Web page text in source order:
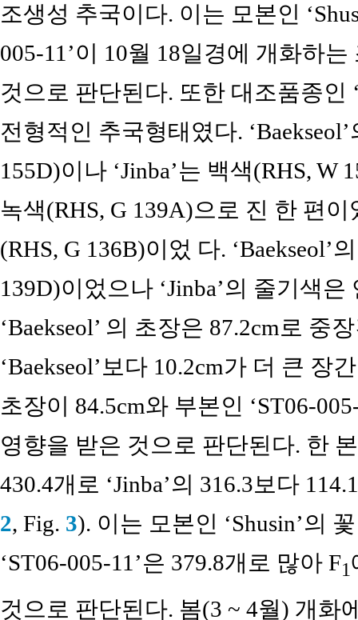
조생성 추국이다. 이는 모본인
005-11’이 10월 18일경에 개화하
것으로 판단된다. 또한 대조품종인
전형적인 추국형태였다.
155D)이나 ‘Jinba’는 백색(RHS, W
녹색(RHS, G 139A)으로 진 한 편
(RHS, G 136B)이었 다. ‘Baekseol’
139D)이었으나 ‘Jinba’의 줄기색
‘Baekseol’ 의 초장은 87.2cm로 중
‘Baekseol’보다 10.2cm가 더 큰 장
초장이 84.5cm와 부본인 ‘ST06-
영향을 받은 것으로 판단된다. 한
430.4개로 ‘Jinba’의 316.3보다
2, Fig. 3). 이는 모본인 ‘Shusin’의
‘ST06-005-11’은 379.8개로 많아 F1
것으로 판단된다. 봄(3 ~ 4월) 개화